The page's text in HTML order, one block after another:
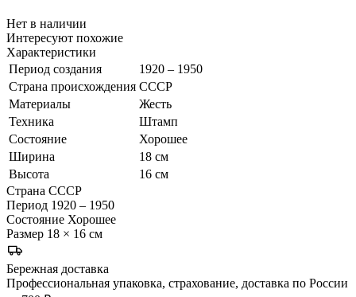
Нет в наличии
Интересуют похожие
Характеристики
Период создания
1920 – 1950
Страна происхождения СССР
Материалы
Жесть
Техника
Штамп
Состояние
Хорошее
Ширина
18 см
Высота
16 см
Страна СССР
Период 1920 – 1950
Состояние Хорошее
Размер 18 × 16 см
Бережная доставка
Профессиональная упаковка, страхование, доставка по России